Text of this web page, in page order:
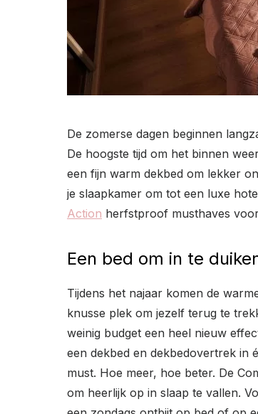
De zomerse dagen beginnen
De hoogste tijd om het binnen
een fijn warm dekbed om lekker
je slaapkamer om tot een luxe
Action herfstproof musthaves
Een bed om in te
Tijdens het najaar komen de
knusse plek om jezelf terug te
weinig budget een heel nieuw
een dekbed en dekbedovertrek in
must. Hoe meer, hoe beter. De
om heerlijk op in slaap te vallen.